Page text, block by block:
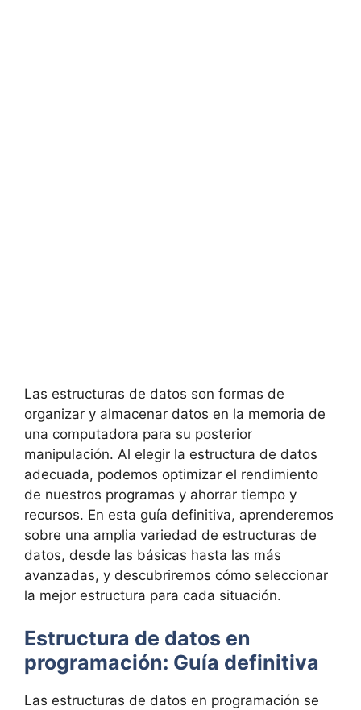
Las estructuras de datos son formas de
organizar y almacenar datos en la memoria de
una computadora para su posterior
manipulación. Al elegir la estructura de datos
adecuada, podemos optimizar el rendimiento
de nuestros programas y ahorrar tiempo y
recursos. En esta guía definitiva, aprenderemos
sobre una amplia variedad de estructuras de
datos, desde las básicas hasta las más
avanzadas, y descubriremos cómo seleccionar
la mejor estructura para cada situación.
Estructura de datos en
programación: Guía definitiva
Las estructuras de datos en programación se